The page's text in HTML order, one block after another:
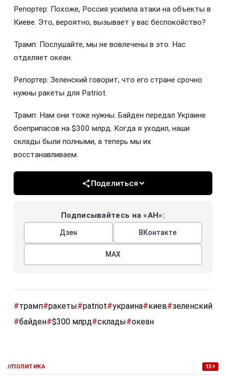
Репортер: Похоже, Россия усилила атаки на объекты в
Киеве. Это, вероятно, вызывает у вас беспокойство?
Трамп: Послушайте, мы не вовлечены в это. Нас
отделяет океан.
Репортер: Зеленский говорит, что его стране срочно
нужны ракеты для Patriot.
Трамп: Нам они тоже нужны. Байден передал Украине
боеприпасов на $300 млрд. Когда я уходил, наши
склады были полными, а теперь мы их
восстанавливаем.
Поделиться
Подписывайтесь на «АН»:
Дзен ВКонтакте
МАХ
#трамп#ракеты#patriot#украина#киев#зеленский
#байден#$300 млрд#склады#океан
//ПОЛИТИКА 13+